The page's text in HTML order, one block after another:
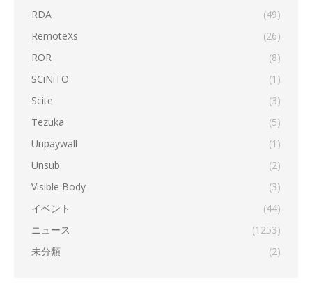
RDA
(49)
RemoteXs
(26)
ROR
(8)
SCiNiTO
(1)
Scite
(3)
Tezuka
(5)
Unpaywall
(1)
Unsub
(2)
Visible Body
(3)
イベント
(44)
ニュース
(1253)
未分類
(2)